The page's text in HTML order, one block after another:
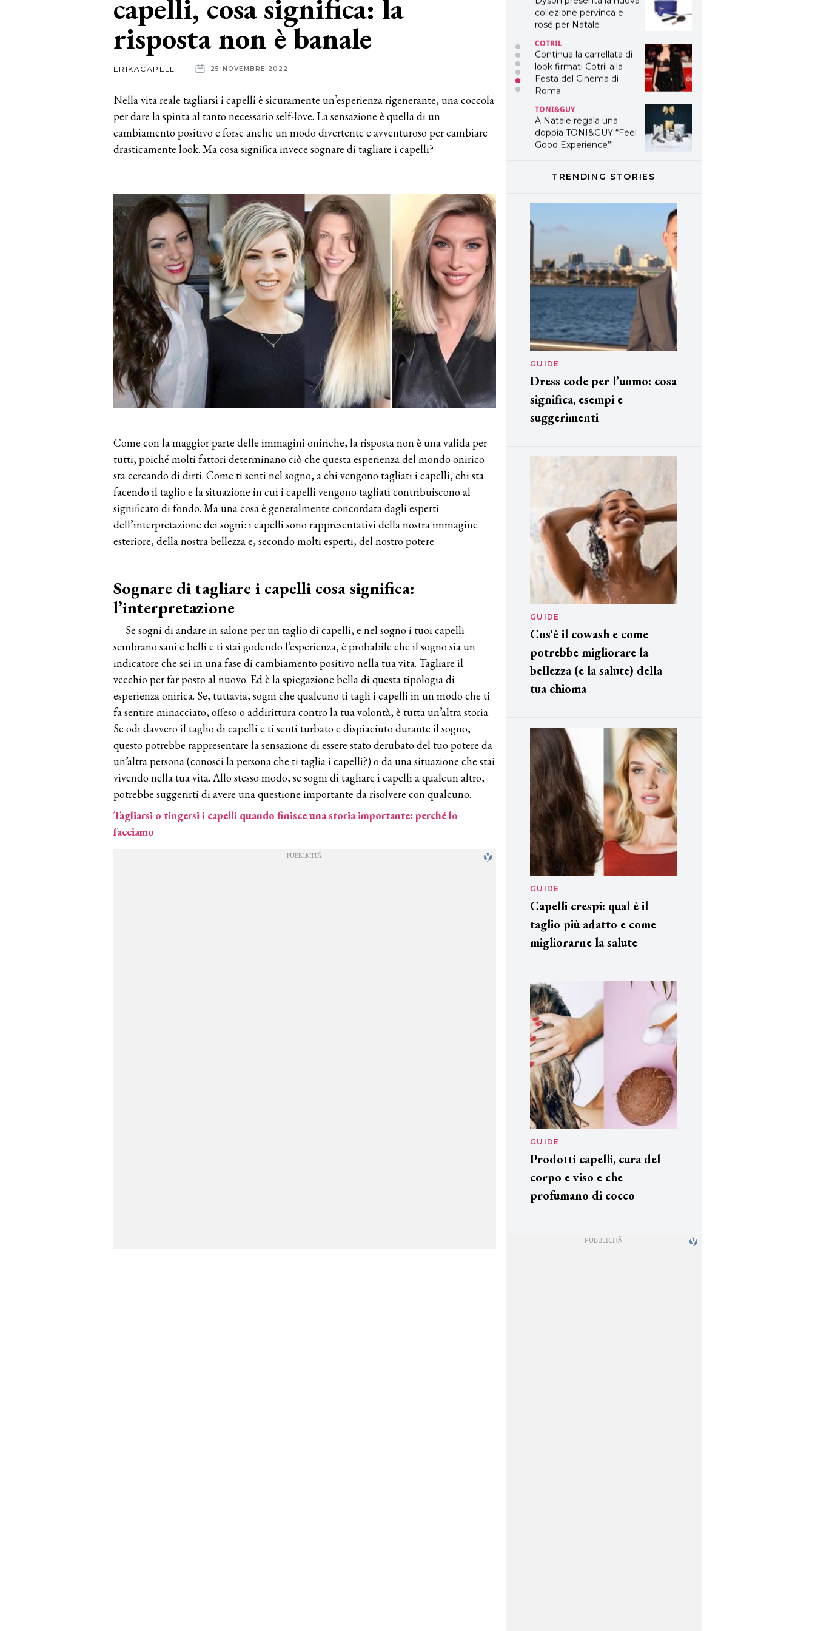
capelli, cosa significa: la
risposta non è banale
ERIKACAPELLI 25 NOVEMBRE 2022
Nella vita reale tagliarsi i capelli è sicuramente un’esperienza rigenerante, una coccola
per dare la spinta al tanto necessario self-love. La sensazione è quella di un
cambiamento positivo e forse anche un modo divertente e avventuroso per cambiare
drasticamente look. Ma cosa significa invece sognare di tagliare i capelli?
Come con la maggior parte delle immagini oniriche, la risposta non è una valida per
tutti, poiché molti fattori determinano ciò che questa esperienza del mondo onirico
sta cercando di dirti. Come ti senti nel sogno, a chi vengono tagliati i capelli, chi sta
facendo il taglio e la situazione in cui i capelli vengono tagliati contribuiscono al
significato di fondo. Ma una cosa è generalmente concordata dagli esperti
dell’interpretazione dei sogni: i capelli sono rappresentativi della nostra immagine
esteriore, della nostra bellezza e, secondo molti esperti, del nostro potere.
Sognare di tagliare i capelli cosa significa:
l’interpretazione
Se sogni di andare in salone per un taglio di capelli, e nel sogno i tuoi capelli
sembrano sani e belli e ti stai godendo l’esperienza, è probabile che il sogno sia un
indicatore che sei in una fase di cambiamento positivo nella tua vita. Tagliare il
vecchio per far posto al nuovo. Ed è la spiegazione bella di questa tipologia di
esperienza onirica. Se, tuttavia, sogni che qualcuno ti tagli i capelli in un modo che ti
fa sentire minacciato, offeso o addirittura contro la tua volontà, è tutta un’altra storia.
Se odi davvero il taglio di capelli e ti senti turbato e dispiaciuto durante il sogno,
questo potrebbe rappresentare la sensazione di essere stato derubato del tuo potere da
un’altra persona (conosci la persona che ti taglia i capelli?) o da una situazione che stai
vivendo nella tua vita. Allo stesso modo, se sogni di tagliare i capelli a qualcun altro,
potrebbe suggerirti di avere una questione importante da risolvere con qualcuno.
Tagliarsi o tingersi i capelli quando finisce una storia importante: perché lo
facciamo
collezione pervinca e
rosé per Natale
COTRIL
Continua la carrellata di
look firmati Cotril alla
Festa del Cinema di
Roma
TONI&GUY
A Natale regala una
doppia TONI&GUY “Feel
Good Experience”!
LABEL.M lancia la sua
DAVINES
cofanetti beauty preziosi
per un regalo adatto ad
ogni capello
TRENDING STORIES
GUIDE
Dress code per l’uomo: cosa
significa, esempi e
suggerimenti
GUIDE
Cos'è il cowash e come
potrebbe migliorare la
bellezza (e la salute) della
tua chioma
GUIDE
Capelli crespi: qual è il
taglio più adatto e come
migliorarne la salute
GUIDE
Prodotti capelli, cura del
corpo e viso e che
profumano di cocco